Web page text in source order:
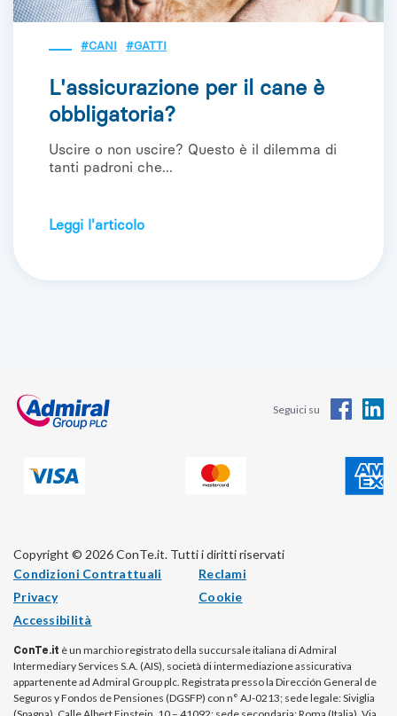
#CANI #GATTI
L'assicurazione per il cane è
obbligatoria?
Uscire o non uscire? Questo è il dilemma di
tanti padroni che...
Leggi l'articolo
Seguici su
Copyright © 2026 ConTe.it. Tutti i diritti riservati
Condizioni Contrattuali
Reclami
Privacy
Cookie
Accessibilità
ConTe.it è un marchio registrato della succursale italiana di Admiral
Intermediary Services S.A. (AIS), società di intermediazione assicurativa
appartenente ad Admiral Group plc. Registrata presso la Dirección General de
Seguros y Fondos de Pensiones (DGSFP) con n° AJ-0213; sede legale: Siviglia